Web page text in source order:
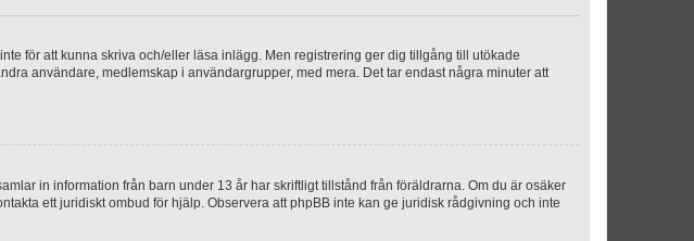
för att kunna skriva och/eller läsa inlägg. Men registrering ger dig tillgång till utökade
användare, medlemskap i användargrupper, med mera. Det tar endast några minuter att
in information från barn under 13 år har skriftligt tillstånd från föräldrarna. Om du är osäker
ett juridiskt ombud för hjälp. Observera att phpBB inte kan ge juridisk rådgivning och inte